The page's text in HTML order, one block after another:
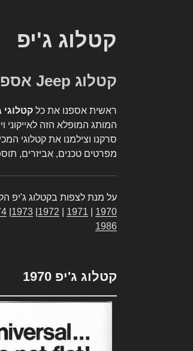
קטלוג ג'יפ
קטלוג Jeep אספנות
ראשית אספנו את כל קטלוגי
המותג המופלא הזה
סרקנו וצילמנו את קטלוגי
מפרטים טכנים, אביזרים,
על מנת לצפות בקטלוג ג'יפ
1970
1971
1972
1973
1986
קטלוג ג'יפ 1970